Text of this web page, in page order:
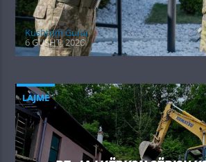
Kushtrim Guraj
6 GUSHT, 2026
LAJME